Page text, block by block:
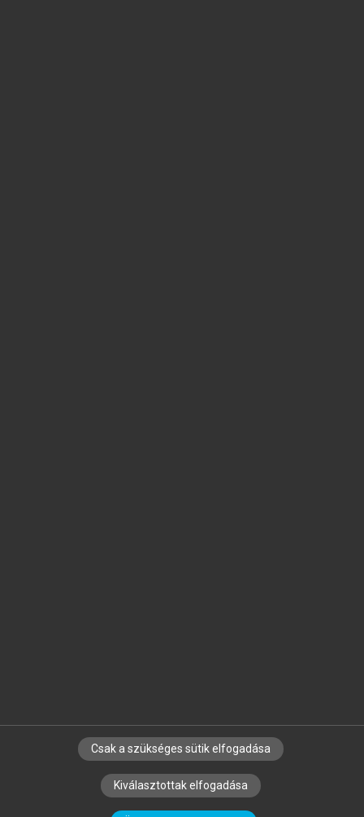
SZERZŐKNEK CÉGEKNEK KÖNYVTÁROSOKNAK
SZERKESZTÉSI ÉS LEKTORÁLÁSI ALAPELVEK
Csak a szükséges sütik elfogadása
Kiválasztottak elfogadása